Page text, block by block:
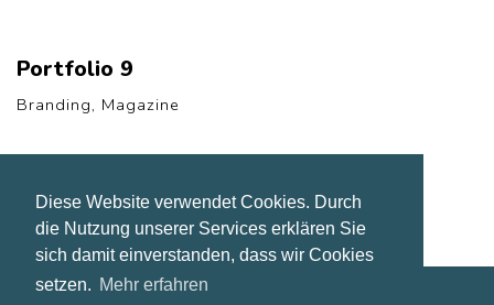
Diese Website verwendet Cookies. Durch
die Nutzung unserer Services erklären Sie
sich damit einverstanden, dass wir Cookies
setzen. Mehr erfahren
Portfolio 9
Branding, Magazine